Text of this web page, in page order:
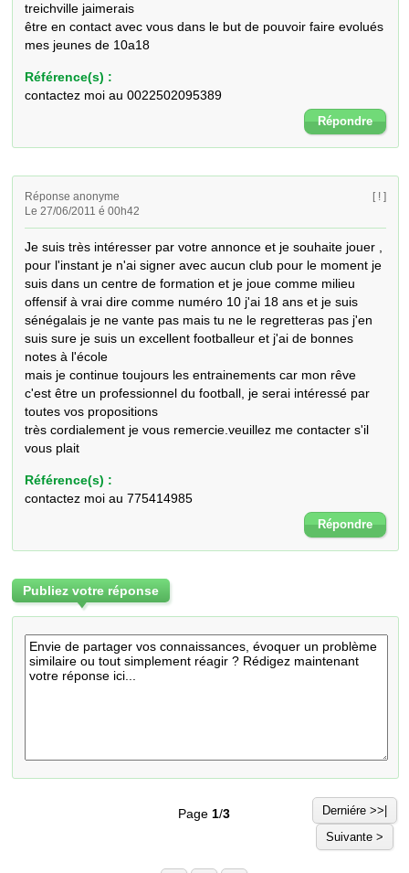
treichville jaimerais
être en contact avec vous dans le but de pouvoir faire evolués
mes jeunes de 10a18
Référence(s) :
contactez moi au 0022502095389
Répondre
Réponse anonyme
Le 27/06/2011 é 00h42
[ ! ]
Je suis très intéresser par votre annonce et je souhaite jouer ,
pour l'instant je n'ai signer avec aucun club pour le moment je
suis dans un centre de formation et je joue comme milieu
offensif à vrai dire comme numéro 10 j'ai 18 ans et je suis
sénégalais je ne vante pas mais tu ne le regretteras pas j'en
suis sure je suis un excellent footballeur et j'ai de bonnes
notes à l'école
mais je continue toujours les entrainements car mon rêve
c'est être un professionnel du football, je serai intéressé par
toutes vos propositions
très cordialement je vous remercie.veuillez me contacter s'il
vous plait
Référence(s) :
contactez moi au 775414985
Répondre
Publiez votre réponse
Page 1/3
Derniére >>|
Suivante >